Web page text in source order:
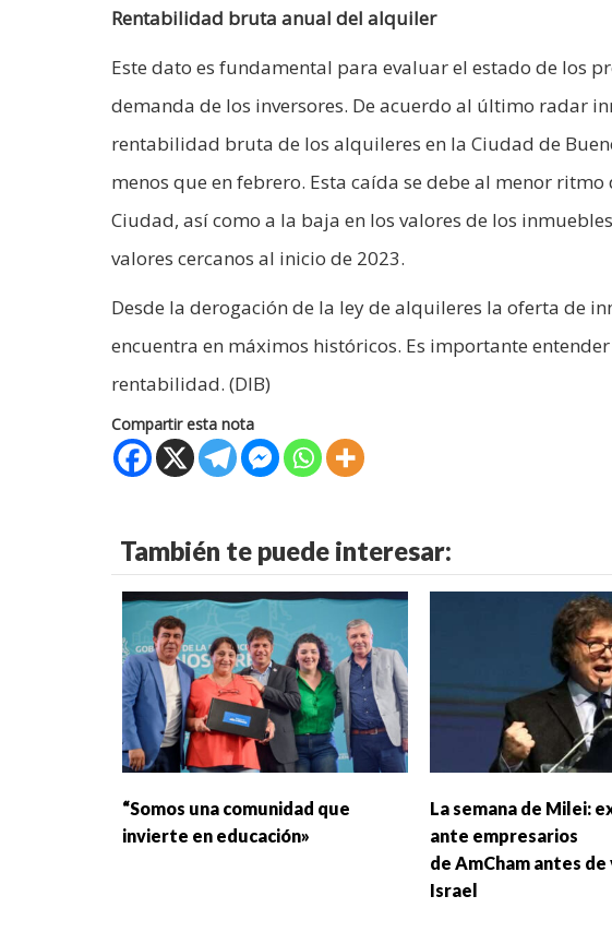
Rentabilidad bruta anual del alquiler
Este dato es fundamental para evaluar el estado de los
demanda de los inversores. De acuerdo al último radar
rentabilidad bruta de los alquileres en la Ciudad de
menos que en febrero. Esta caída se debe al menor
Ciudad, así como a la baja en los valores de los
valores cercanos al inicio de 2023.
Desde la derogación de la ley de alquileres la oferta de
encuentra en máximos históricos. Es importante
rentabilidad. (DIB)
Compartir esta nota
También te puede interesar:
“Somos una comunidad que
invierte en educación»
La semana de Milei:
ante empresarios
de AmCham antes de
Israel